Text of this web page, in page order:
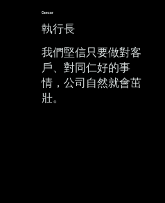
Caesar
​執行長
我們堅信只要做對客
戶、對同仁好的事
情，公司自然就會茁
壯。